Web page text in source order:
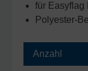
für Easyflag
Polyester-
Anzahl